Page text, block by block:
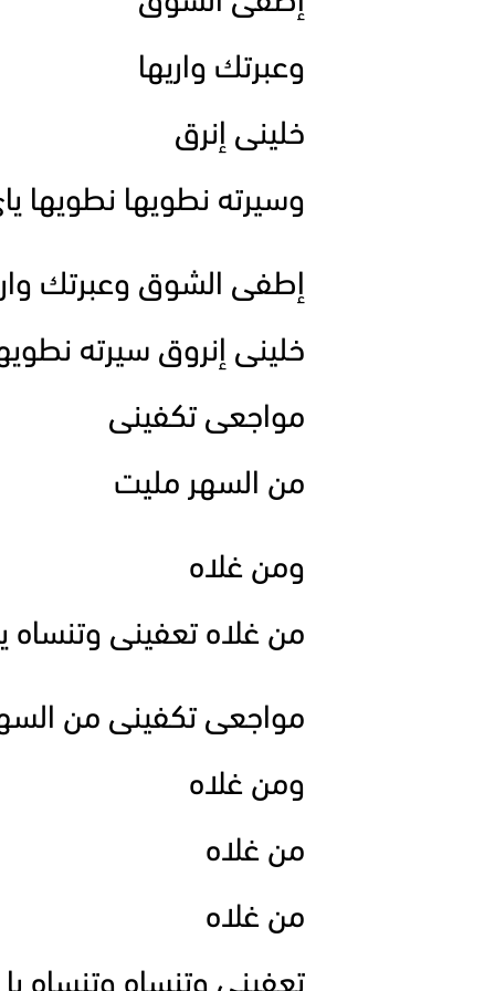
وعبرتك واريها
خلينى إنرق
وسيرته نطويها نطويها
إطفى الشوق وعبرتك
خلينى إنروق سيرته
مواجعى تكفينى
من السهر مليت
ومن غلاه
من غلاه تعفينى وتنساه
مواجعى تكفينى من
ومن غلاه
من غلاه
من غلاه